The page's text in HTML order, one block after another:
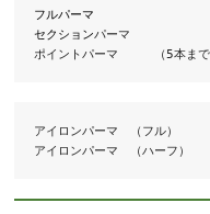
フルパーマ　　　　　　　　　
セクションパーマ　　　　　　
ポイントパーマ　　　（5本ま
アイロンパーマ　（フル）　　